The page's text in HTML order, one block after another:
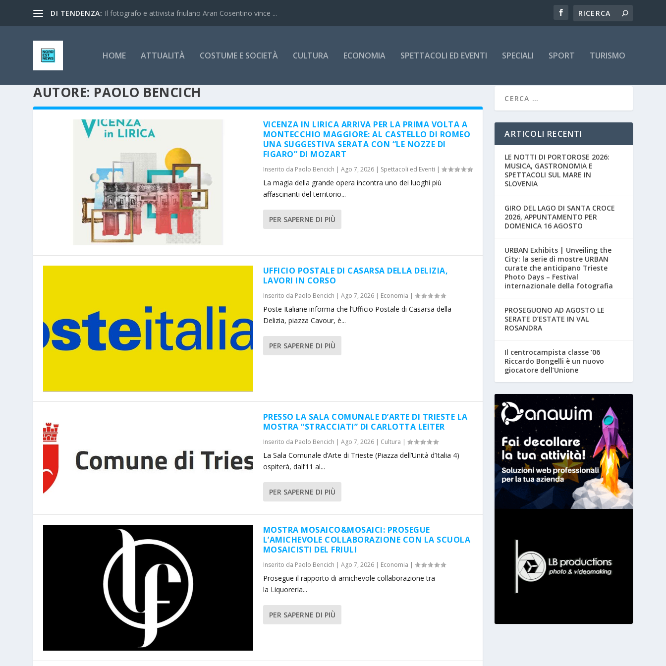
DI TENDENZA: Il fotografo e attivista friulano Aran Cosentino vince ...
HOME ATTUALITÀ COSTUME E SOCIETÀ CULTURA ECONOMIA SPETTACOLI ED EVENTI SPECIALI SPORT TURISMO
AUTORE: PAOLO BENCICH
VICENZA IN LIRICA ARRIVA PER LA PRIMA VOLTA A
MONTECCHIO MAGGIORE: AL CASTELLO DI ROMEO
UNA SUGGESTIVA SERATA CON “LE NOZZE DI
FIGARO” DI MOZART
Inserito da Paolo Bencich | Ago 7, 2026| Spettacoli ed Eventi |
La magia della grande opera incontra uno dei luoghi più
affascinanti del territorio...
PER SAPERNE DI PIÙ
UFFICIO POSTALE DI CASARSA DELLA DELIZIA,
LAVORI IN CORSO
Inserito da Paolo Bencich | Ago 7, 2026| Economia |
Poste Italiane informa che l’Ufficio Postale di Casarsa della
Delizia, piazza Cavour, è...
PER SAPERNE DI PIÙ
PRESSO LA SALA COMUNALE D’ARTE DI TRIESTE LA
MOSTRA “STRACCIATI” DI CARLOTTA LEITER
Inserito da Paolo Bencich | Ago 7, 2026| Cultura |
La Sala Comunale d’Arte di Trieste (Piazza dell’Unità d’Italia 4)
ospiterà, dall’11 al...
PER SAPERNE DI PIÙ
MOSTRA MOSAICO&MOSAICI: PROSEGUE
L’AMICHEVOLE COLLABORAZIONE CON LA SCUOLA
MOSAICISTI DEL FRIULI
Inserito da Paolo Bencich | Ago 7, 2026| Economia |
Prosegue il rapporto di amichevole collaborazione tra
la Liquoreria...
PER SAPERNE DI PIÙ
ARTICOLI RECENTI
LE NOTTI DI PORTOROSE 2026:
MUSICA, GASTRONOMIA E
SPETTACOLI SUL MARE IN
SLOVENIA
GIRO DEL LAGO DI SANTA CROCE
2026, APPUNTAMENTO PER
DOMENICA 16 AGOSTO
URBAN Exhibits | Unveiling the
City: la serie di mostre URBAN
curate che anticipano Trieste
Photo Days – Festival
internazionale della fotografia
PROSEGUONO AD AGOSTO LE
SERATE D’ESTATE IN VAL
ROSANDRA
Il centrocampista classe ’06
Riccardo Bongelli è un nuovo
giocatore dell’Unione